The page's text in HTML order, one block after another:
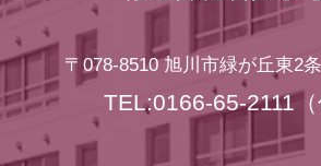
〒078-8510旭川市緑が丘東2
TEL:0166-65-2111